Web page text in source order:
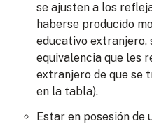
se ajusten a los
haberse producido
educativo extranjero,
equivalencia que les
extranjero de que se
en la tabla).
Estar en posesión de